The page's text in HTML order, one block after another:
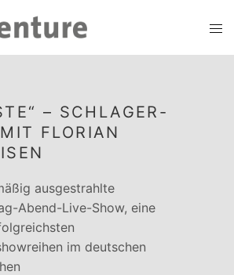
– SCHLAGER-
FLORIAN
ausgestrahlte
Abend-Live-Show, eine
im deutschen